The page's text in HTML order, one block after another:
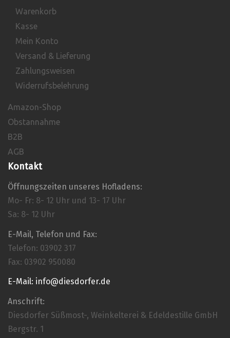
Warenkorb
Kasse
Mein Konto
Versand & Lieferung
Zahlungsweisen
Widerrufsbelehrung
Amazon-Shop
Obstannahme
B2B
AGB
Kontakt
Öffnungszeiten unseres Hofladens:
Mo- Fr: 8- 12 Uhr und 13- 17 Uhr
Sa: 8- 12 Uhr
E-Mail, Telefon und Fax:
Telefon: 03902 317
Fax: 03902 950080
E-Mail: info@diesdorfer.de
Anschrift:
Diesdorfer Süßmost-, Weinkelterei & Edeldestille GmbH
Bergstr. 1